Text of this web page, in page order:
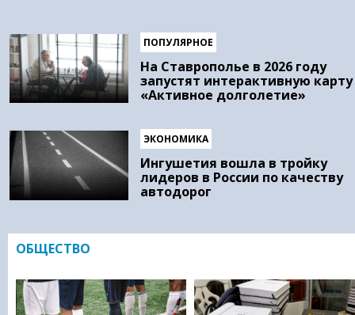
ПОПУЛЯРНОЕ
На Ставрополье в 2026 году
запустят интерактивную карту
«Активное долголетие»
ЭКОНОМИКА
Ингушетия вошла в тройку
лидеров в России по качеству
автодорог
ОБЩЕСТВО